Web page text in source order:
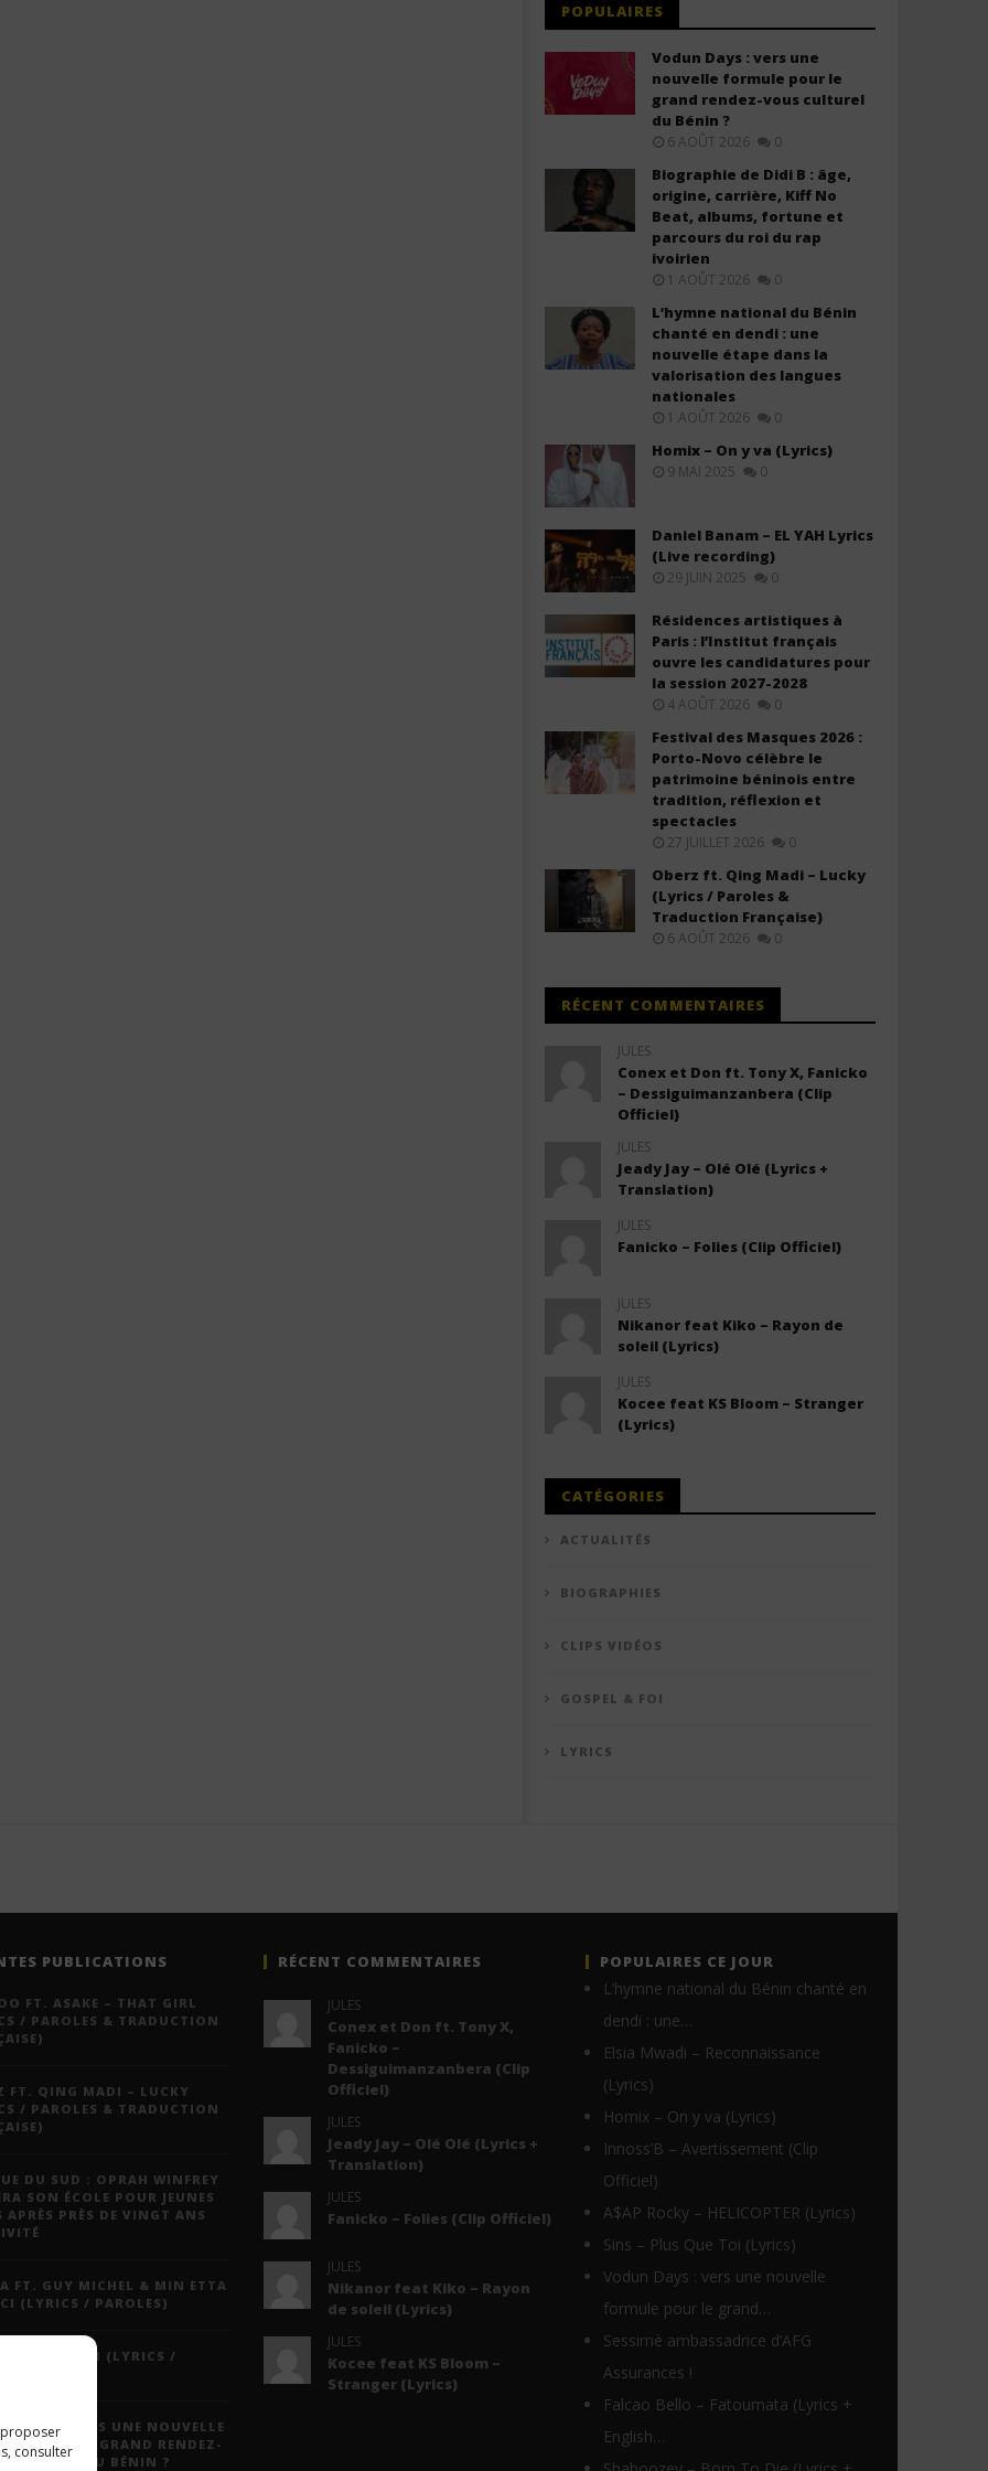
proposer
consulter
POPULAIRES
Vodun Days : vers une
nouvelle formule pour le
grand rendez-vous culturel
du Bénin ?
6 AOÛT 2026 0
Biographie de Didi B : âge,
origine, carrière, Kiff No
Beat, albums, fortune et
parcours du roi du rap
ivoirien
1 AOÛT 2026 0
L’hymne national du Bénin
chanté en dendi : une
nouvelle étape dans la
valorisation des langues
nationales
1 AOÛT 2026 0
Homix – On y va (Lyrics)
9 MAI 2025 0
Daniel Banam – EL YAH Lyrics
(Live recording)
29 JUIN 2025 0
Résidences artistiques à
Paris : l’Institut français
ouvre les candidatures pour
la session 2027-2028
4 AOÛT 2026 0
Festival des Masques 2026 :
Porto-Novo célèbre le
patrimoine béninois entre
tradition, réflexion et
spectacles
27 JUILLET 2026 0
Oberz ft. Qing Madi – Lucky
(Lyrics / Paroles &
Traduction Française)
6 AOÛT 2026 0
RÉCENT COMMENTAIRES
JULES
Conex et Don ft. Tony X, Fanicko
– Dessiguimanzanbera (Clip
Officiel)
JULES
Jeady Jay – Olé Olé (Lyrics +
Translation)
JULES
Fanicko – Folies (Clip Officiel)
JULES
Nikanor feat Kiko – Rayon de
soleil (Lyrics)
JULES
Kocee feat KS Bloom – Stranger
(Lyrics)
CATÉGORIES
ACTUALITÉS
BIOGRAPHIES
CLIPS VIDÉOS
GOSPEL & FOI
LYRICS
PUBLICATIONS
FT. ASAKE – THAT GIRL
/ PAROLES & TRADUCTION
FT. QING MADI – LUCKY
/ PAROLES & TRADUCTION
DU SUD : OPRAH WINFREY
SON ÉCOLE POUR JEUNES
APRÈS PRÈS DE VINGT ANS
FT. GUY MICHEL & MIN ETTA
(LYRICS / PAROLES)
JAY – MAYAH (LYRICS /
DAYS : VERS UNE NOUVELLE
POUR LE GRAND RENDEZ-
CULTUREL DU BÉNIN ?
RÉCENT COMMENTAIRES
JULES
Conex et Don ft. Tony X,
Fanicko –
Dessiguimanzanbera (Clip
Officiel)
JULES
Jeady Jay – Olé Olé (Lyrics +
Translation)
JULES
Fanicko – Folies (Clip Officiel)
JULES
Nikanor feat Kiko – Rayon
de soleil (Lyrics)
JULES
Kocee feat KS Bloom –
Stranger (Lyrics)
POPULAIRES CE JOUR
L’hymne national du Bénin chanté en
dendi : une…
Elsia Mwadi – Reconnaissance
(Lyrics)
Homix – On y va (Lyrics)
Innoss’B – Avertissement (Clip
Officiel)
A$AP Rocky – HELICOPTER (Lyrics)
Sins – Plus Que Toi (Lyrics)
Vodun Days : vers une nouvelle
formule pour le grand…
Sessimè ambassadrice d’AFG
Assurances !
Falcao Bello – Fatoumata (Lyrics +
English…